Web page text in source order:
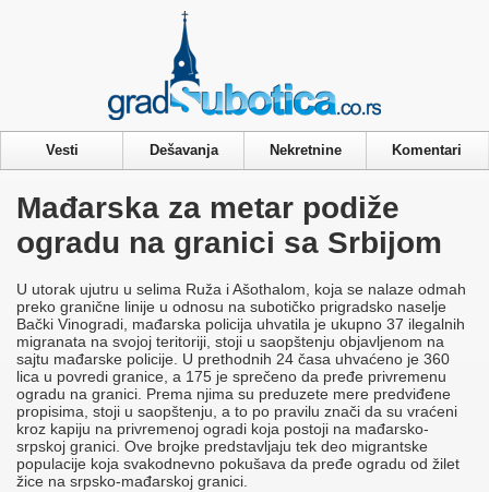
Vesti Dešavanja Nekretnine Komentari
Mađarska za metar podiže
ogradu na granici sa Srbijom
U utorak ujutru u selima Ruža i Ašothalom, koja se nalaze odmah
preko granične linije u odnosu na subotičko prigradsko naselje
Bački Vinogradi, mađarska policija uhvatila je ukupno 37 ilegalnih
migranata na svojoj teritoriji, stoji u saopštenju objavljenom na
sajtu mađarske policije. U prethodnih 24 časa uhvaćeno je 360
lica u povredi granice, a 175 je sprečeno da pređe privremenu
ogradu na granici. Prema njima su preduzete mere predviđene
propisima, stoji u saopštenju, a to po pravilu znači da su vraćeni
kroz kapiju na privremenoj ogradi koja postoji na mađarsko-
srpskoj granici. Ove brojke predstavljaju tek deo migrantske
populacije koja svakodnevno pokušava da pređe ogradu od žilet
žice na srpsko-mađarskoj granici.
Privacy & Cookies Policy